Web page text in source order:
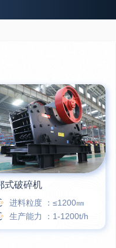
破碎机带不带电机？
破碎吗？推荐用什么机器？
能多大？是用电的还是燃油的？
制砂机大概什么价位？
全套设备有哪些？
式破碎机
进料粒度 ：≤1200㎜
生产能力 ：1-1200t/h